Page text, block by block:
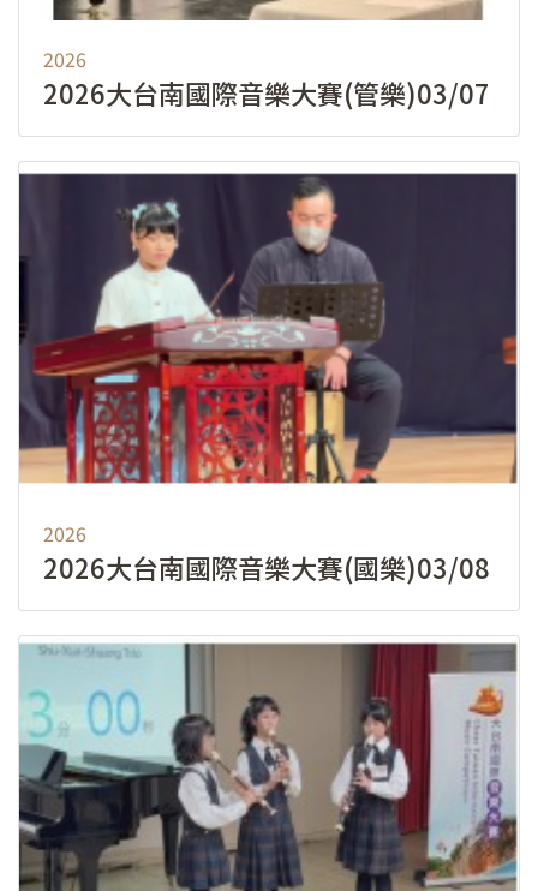
2026
2026大台南國際音樂大賽(管樂)03/07
2026
2026大台南國際音樂大賽(國樂)03/08